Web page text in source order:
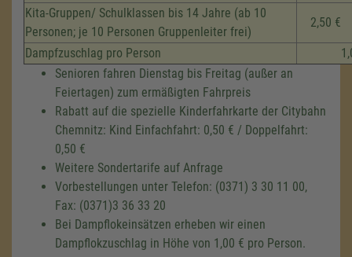
Kita-Gruppen/ Schulklassen bis 14 Jahre (ab 10
Personen; je 10 Personen Gruppenleiter frei)
2,50 €
Dampfzuschlag pro Person
Senioren fahren Dienstag bis Freitag (außer an
Feiertagen) zum ermäßigten Fahrpreis
Rabatt auf die spezielle Kinderfahrkarte der Citybahn
Chemnitz: Kind Einfachfahrt: 0,50 € / Doppelfahrt:
0,50 €
Weitere Sondertarife auf Anfrage
Vorbestellungen unter Telefon: (0371) 3 30 11 00,
Fax: (0371)3 36 33 20
Bei Dampflokeinsätzen erheben wir einen
Dampflokzuschlag in Höhe von 1,00 € pro Person.